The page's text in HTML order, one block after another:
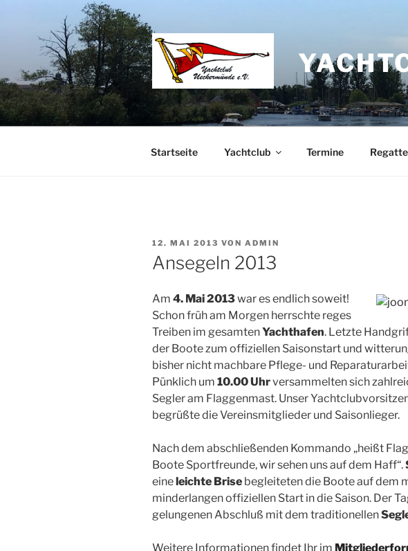
springen
Startseite Yachtclub Termine
VERÖFFENTLICHT
AM
12. MAI 2013 VON ADMIN
Ansegeln 2013
Am 4. Mai 2013war es endlich soweit!
Schon früh am Morgen herrschte reges
Treiben im gesamtenYachthafen. Letzte
der Boote zum offiziellen Saisonstart und
bisher nicht machbare Pflege- und
Pünklich um 10.00 Uhrversammelten sich
Segler am Flaggenmast. Unser
begrüßte die Vereinsmitglieder und Saisonlieger.
Nach dem abschließenden Kommando „heißt
Boote Sportfreunde, wir sehen uns auf dem Haff“.
eine leichte Brise begleiteten die Boote auf dem
minderlangen offiziellen Start in die Saison. Der
gelungenen Abschluß mit dem traditionellen
Weitere Informationen findet Ihr im